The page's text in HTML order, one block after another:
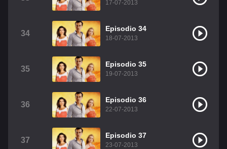
17-07-2013
34
Episodio 34
18-07-2013
35
Episodio 35
19-07-2013
36
Episodio 36
22-07-2013
37
Episodio 37
23-07-2013